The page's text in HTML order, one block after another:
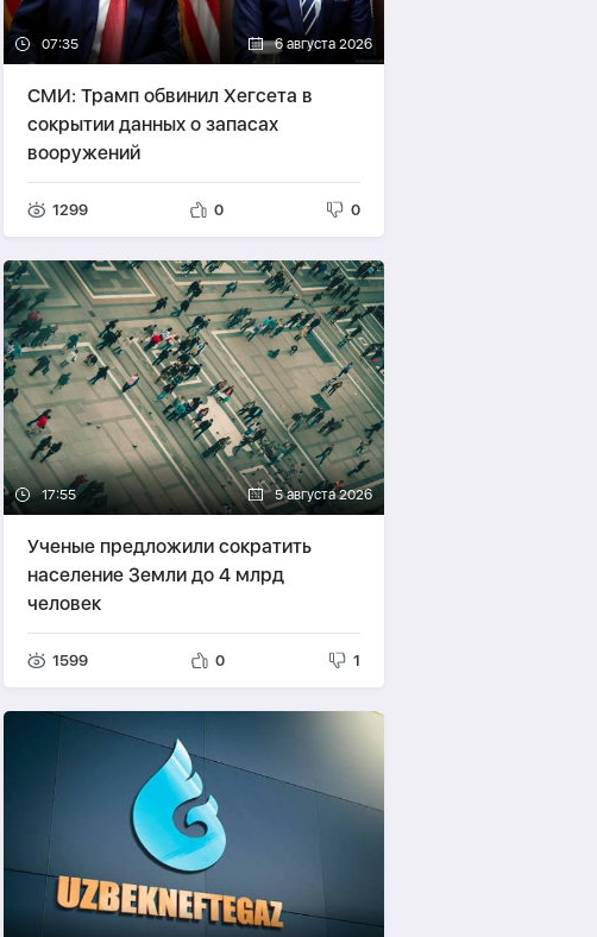
07:35 6 августа 2026
СМИ: Трамп обвинил Хегсета в
сокрытии данных о запасах
вооружений
1299 0 0
17:55 5 августа 2026
Ученые предложили сократить
население Земли до 4 млрд
человек
1599 0 1